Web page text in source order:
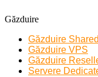
Găzduire
Găzduire Shared
Găzduire VPS
Găzduire
Servere